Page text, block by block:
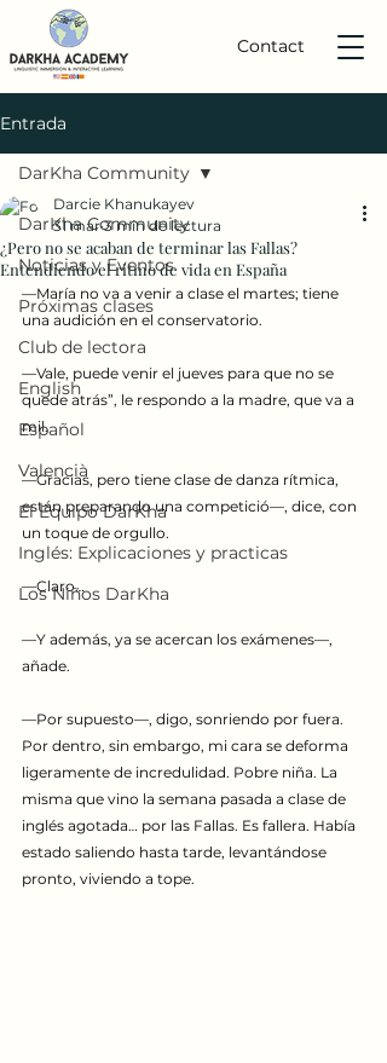
Contact
Entrada
DarKha Community
Noticias y Eventos
Próximas clases
Club de lectora
English
Español
Valencià
El Equipo DarKha
Inglés: Explicaciones y practicas
Los Niños DarKha
DarKha Community
¿Pero no se acaban de terminar las Fallas?
Entendiendo el ritmo de vida en España
Darcie Khanukayev
31 mar 3 min de lectura
—María no va a venir a clase el martes; tiene
una audición en el conservatorio.
—Vale, puede venir el jueves para que no se
quede atrás”, le respondo a la madre, que va a
mil.
—Gracias, pero tiene clase de danza rítmica,
están preparando una competició—, dice, con
un toque de orgullo.
—Claro…
—Y además, ya se acercan los exámenes—,
añade.
—Por supuesto—, digo, sonriendo por fuera.
Por dentro, sin embargo, mi cara se deforma
ligeramente de incredulidad. Pobre niña. La
misma que vino la semana pasada a clase de
inglés agotada… por las Fallas. Es fallera. Había
estado saliendo hasta tarde, levantándose
pronto, viviendo a tope.